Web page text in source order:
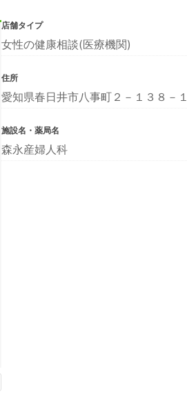
店舗タイプ
女性の健康相談(医療機関)
住所
愛知県春日井市八事町２－１３８－１
施設名・薬局名
森永産婦人科